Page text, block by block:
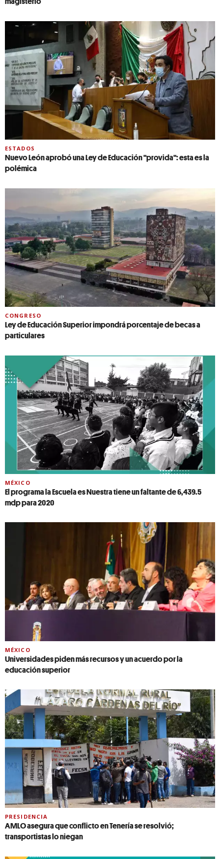
ESTADOS
Nuevo León aprobó una Ley de Educación "provida": esta es la
polémica
CONGRESO
Ley de Educación Superior impondrá porcentaje de becas a
particulares
MÉXICO
El programa la Escuela es Nuestra tiene un faltante de 6,439.5
mdp para 2020
MÉXICO
Universidades piden más recursos y un acuerdo por la
educación superior
PRESIDENCIA
AMLO asegura que conflicto en Tenería se resolvió;
transportistas lo niegan